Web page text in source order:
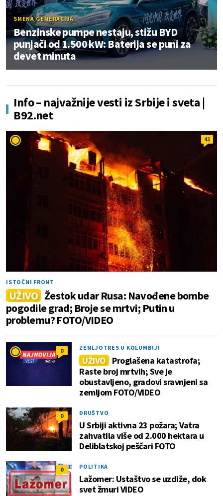
SMENA GENERACIJA
Benzinske pumpe nestaju, stižu BYD
punjači od 1.500 kW: Baterija se puni za
devet minuta
Info – najvažnije vesti iz Srbije i sveta |
B92.net
41
ISTOČNI FRONT
UŽIVO Žestok udar Rusa: Navođene bombe
pogodile grad; Broje se mrtvi; Putin u
problemu? FOTO/VIDEO
0 ZEMLJOTRES U KOLUMBIJI
UŽIVO Proglašena katastrofa;
Raste broj mrtvih; Sve je
obustavljeno, gradovi sravnjeni sa
zemljom FOTO/VIDEO
0 DRUŠTVO
U Srbiji aktivna 23 požara; Vatra
zahvatila više od 2.000 hektara u
Deliblatskoj peščari FOTO
0 POLITIKA
Lažomer: Ustaštvo se uzdiže, dok
svet žmuri VIDEO